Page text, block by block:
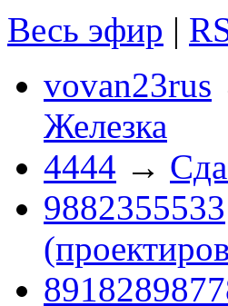
Весь эфир |
vovan23rus
Железка
4444 →
9882355533